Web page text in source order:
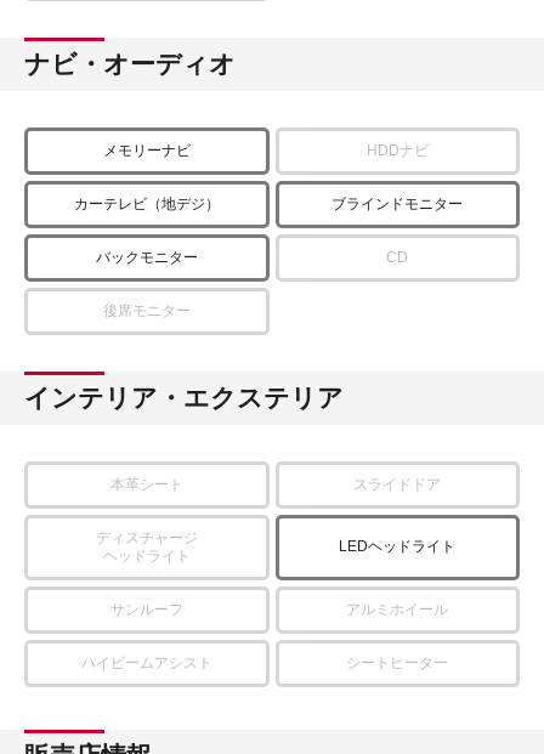
ナビ・オーディオ
メモリーナビ HDDナビ
カーテレビ（地デジ） ブラインドモニター
バックモニター CD
後席モニター
インテリア・エクステリア
本革シート スライドドア
ディスチャージ
ヘッドライト
LEDヘッドライト
サンルーフ アルミホイール
ハイビームアシスト シートヒーター